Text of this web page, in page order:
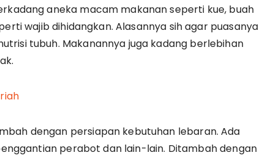
aneka macam makanan seperti kue, buah
wajib dihidangkan. Alasannya sih agar puasanya
tubuh. Makanannya juga kadang berlebihan
dengan persiapan kebutuhan lebaran. Ada
perabot dan lain-lain. Ditambah dengan